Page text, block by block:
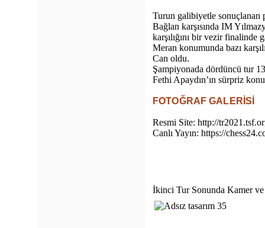
Turun galibiyetle sonuçlanan
Bağlan karşısında IM
karşılığını bir vezir finalinde
Meran konumunda bazı
Can oldu.
Şampiyonada dördüncü tur
Fethi Apaydın’ın sürpriz
FOTOĞRAF GALERİSİ
Resmi Site: http://
Canlı Yayın: https://
İkinci Tur Sonunda Kamer